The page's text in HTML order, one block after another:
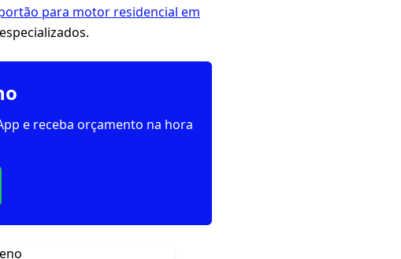
para motor residencial em
e receba orçamento na hora